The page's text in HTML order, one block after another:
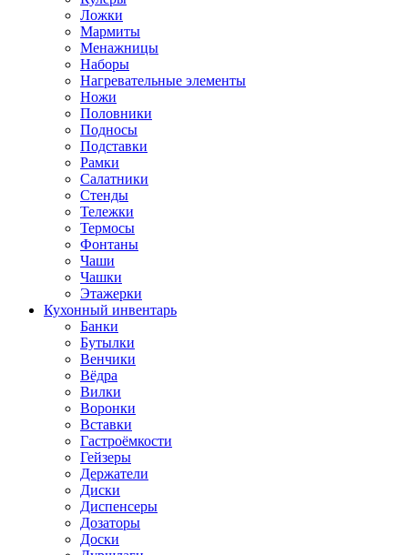
Ложки
Мармиты
Менажницы
Наборы
Нагревательные элементы
Ножи
Половники
Подносы
Подставки
Рамки
Салатники
Стенды
Тележки
Термосы
Фонтаны
Чаши
Чашки
Этажерки
Кухонный инвентарь
Банки
Бутылки
Венчики
Вёдра
Вилки
Воронки
Вставки
Гастроёмкости
Гейзеры
Держатели
Диски
Диспенсеры
Дозаторы
Доски